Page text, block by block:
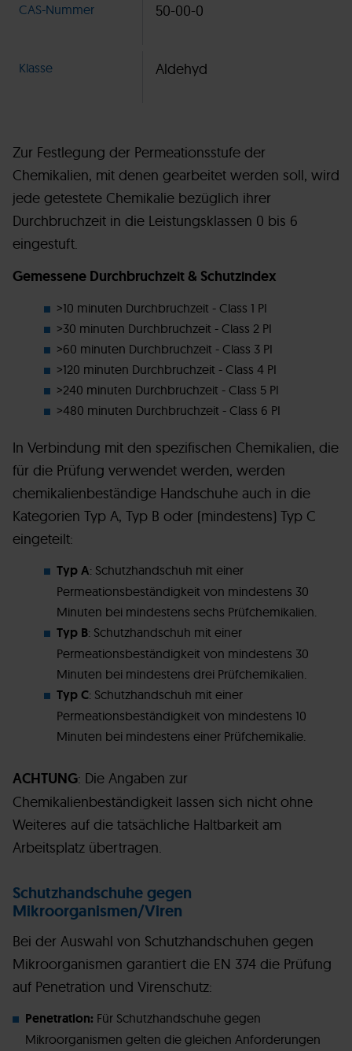
CAS-Nummer 50-00-0
Klasse Aldehyd
Zur Festlegung der Permeationsstufe der
Chemikalien, mit denen gearbeitet werden soll, wird
jede getestete Chemikalie bezüglich ihrer
Durchbruchzeit in die Leistungsklassen 0 bis 6
eingestuft.
Gemessene Durchbruchzeit & Schutzindex
>10 minuten Durchbruchzeit - Class 1 PI
>30 minuten Durchbruchzeit - Class 2 PI
>60 minuten Durchbruchzeit - Class 3 PI
>120 minuten Durchbruchzeit - Class 4 PI
>240 minuten Durchbruchzeit - Class 5 PI
>480 minuten Durchbruchzeit - Class 6 PI
In Verbindung mit den spezifischen Chemikalien, die
für die Prüfung verwendet werden, werden
chemikalienbeständige Handschuhe auch in die
Kategorien Typ A, Typ B oder (mindestens) Typ C
eingeteilt:
Typ A: Schutzhandschuh mit einer
Permeationsbeständigkeit von mindestens 30
Minuten bei mindestens sechs Prüfchemikalien.
Typ B: Schutzhandschuh mit einer
Permeationsbeständigkeit von mindestens 30
Minuten bei mindestens drei Prüfchemikalien.
Typ C: Schutzhandschuh mit einer
Permeationsbeständigkeit von mindestens 10
Minuten bei mindestens einer Prüfchemikalie.
ACHTUNG: Die Angaben zur
Chemikalienbeständigkeit lassen sich nicht ohne
Weiteres auf die tatsächliche Haltbarkeit am
Arbeitsplatz übertragen.
Schutzhandschuhe gegen
Mikroorganismen/Viren
Bei der Auswahl von Schutzhandschuhen gegen
Mikroorganismen garantiert die EN 374 die Prüfung
auf Penetration und Virenschutz:
Penetration: Für Schutzhandschuhe gegen
Mikroorganismen gelten die gleichen Anforderungen